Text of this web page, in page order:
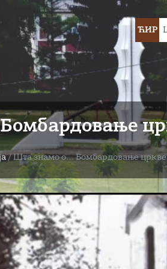
Choose
ЋИР
/Шта знамо о… Бомбардовање цркве